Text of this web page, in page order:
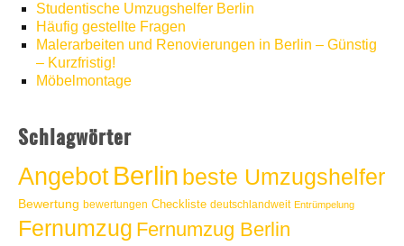
Studentische Umzugshelfer Berlin
Häufig gestellte Fragen
Malerarbeiten und Renovierungen in Berlin – Günstig
– Kurzfristig!
Möbelmontage
Schlagwörter
AngebotBerlin beste Umzugshelfer
Bewertung bewertungen Checkliste deutschlandweit Entrümpelung
Fernumzug Fernumzug Berlin